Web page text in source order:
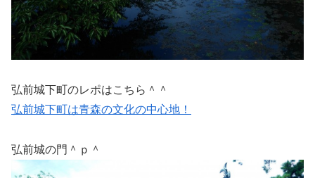
弘前城下町のレポはこちら＾＾
弘前城下町は青森の文化の中心地！
弘前城の門＾ｐ＾